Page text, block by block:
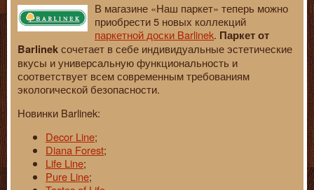
В магазине «Наш паркет» теперь можно
приобрести 5 новых коллекций
паркетной доски Barlinek. Паркет от
Barlinekсочетает в себе индивидуальные эстетические
вкусы и универсальную функциональность и
соответствует всем современным требованиям
экологической безопасности.
Новинки Barlinek:
Decor Line;
Diana Forest;
Life Line;
Pure Line;